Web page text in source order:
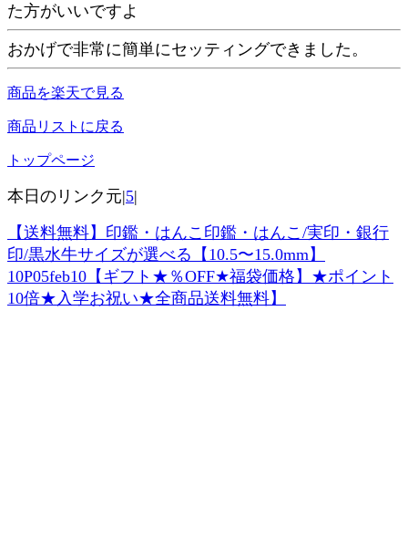
た方がいいですよ
おかげで非常に簡単にセッティングできました。
商品を楽天で見る
商品リストに戻る
トップページ
本日のリンク元|5|
【送料無料】印鑑・はんこ印鑑・はんこ/実印・銀行
印/黒水牛サイズが選べる【10.5〜15.0mm】
10P05feb10【ギフト★％OFF★福袋価格】★ポイント
10倍★入学お祝い★全商品送料無料】